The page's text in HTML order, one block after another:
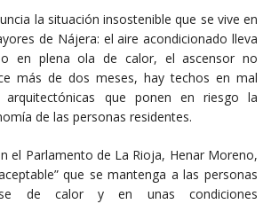
la situación insostenible que se vive en
de Nájera: el aire acondicionado lleva
en plena ola de calor, el ascensor no
más de dos meses, hay techos en mal
que ponen en riesgo la
de las personas residentes.
el Parlamento de La Rioja, Henar Moreno,
que se mantenga a las personas
de calor y en unas condiciones